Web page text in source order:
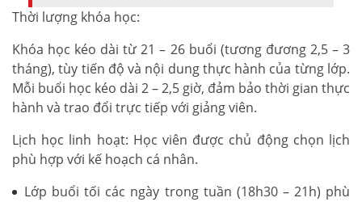
Thời lượng khóa học:
Khóa học kéo dài từ 21 – 26 buổi (tương đương 2,5 – 3
tháng), tùy tiến độ và nội dung thực hành của từng lớp.
Mỗi buổi học kéo dài 2 – 2,5 giờ, đảm bảo thời gian thực
hành và trao đổi trực tiếp với giảng viên.
Lịch học linh hoạt: Học viên được chủ động chọn lịch
phù hợp với kế hoạch cá nhân.
Lớp buổi tối các ngày trong tuần (18h30 – 21h) phù